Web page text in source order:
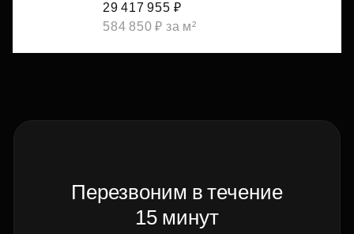
29 417 955 ₽
584 850 ₽ за м²
Перезвоним в течение
15 минут